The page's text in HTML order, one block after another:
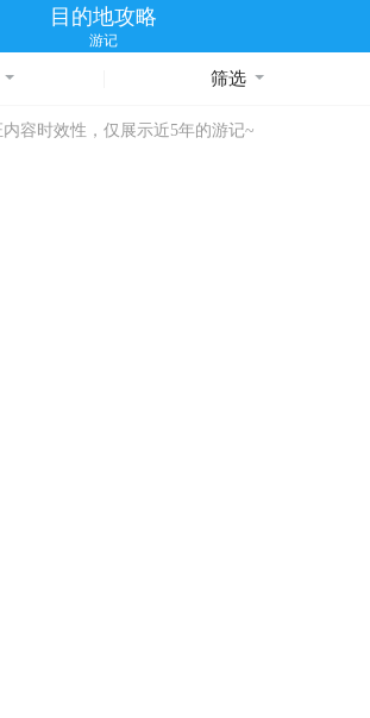
目的地攻略
游记
筛选
内容时效性，仅展示近5年的游记~